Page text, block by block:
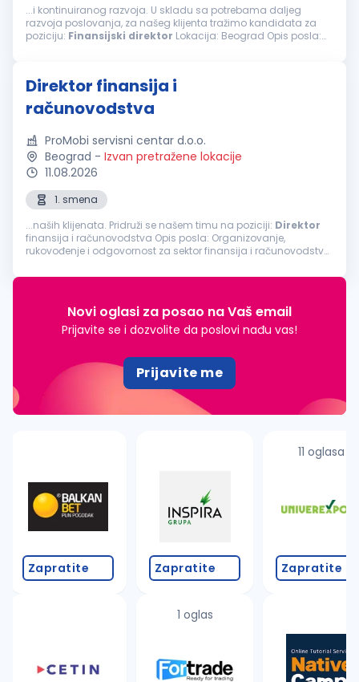
...i kontinuiranog razvoja. U skladu sa potrebama daljeg
razvoja poslovanja, za našeg klijenta tražimo kandidata za
poziciju: Finansijski direktor Lokacija: Beograd Opis posla:
Direktor finansija i
računovodstva
ProMobi servisni centar d.o.o.
Beograd - Izvan pretražene lokacije
11.08.2026
1. smena
...naših klijenata. Pridruži se našem timu na poziciji: Direktor
finansija i računovodstva Opis posla: Organizovanje,
rukovođenje i odgovornost za sektor finansija i računovodstva
program...
Novi oglasi za posao na Vaš email
Prijavite se i dozvolite da poslovi nađu vas!
Prijavite me
Zapratite Zapratite
1 oglas
11 oglasa
Zapratite